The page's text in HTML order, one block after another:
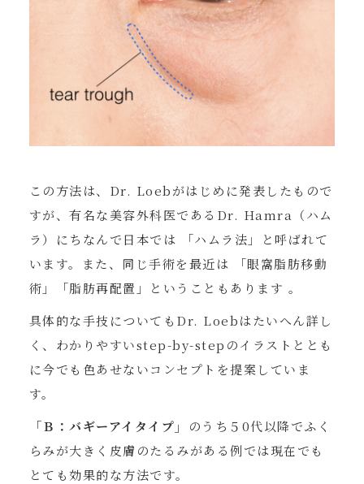
この方法は、Dr. Loebがはじめに発表したもので
すが、有名な美容外科医であるDr. Hamra（ハム
ラ）にちなんで日本では 「ハムラ法」と呼ばれて
います。また、同じ手術を最近は 「眼窩脂肪移動
術」「脂肪再配置」ということもあります 。
具体的な手技についてもDr. Loebはたいへん詳し
く、わかりやすいstep-by-stepのイラストととも
に今でも色あせないコンセプトを提案していま
す。
「Ｂ：バギーアイタイプ」
のうち５0代以降でふく
らみが大きく皮膚のたるみがある例では現在でも
とても効果的な方法です。